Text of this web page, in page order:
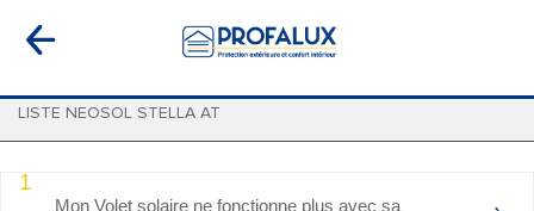
LISTE NEOSOL STELLA AT
1
Mon Volet solaire ne fonctionne plus avec sa